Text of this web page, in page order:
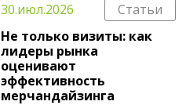
30.июл.2026
Статьи
Не только визиты: как
лидеры рынка
оценивают
эффективность
мерчандайзинга